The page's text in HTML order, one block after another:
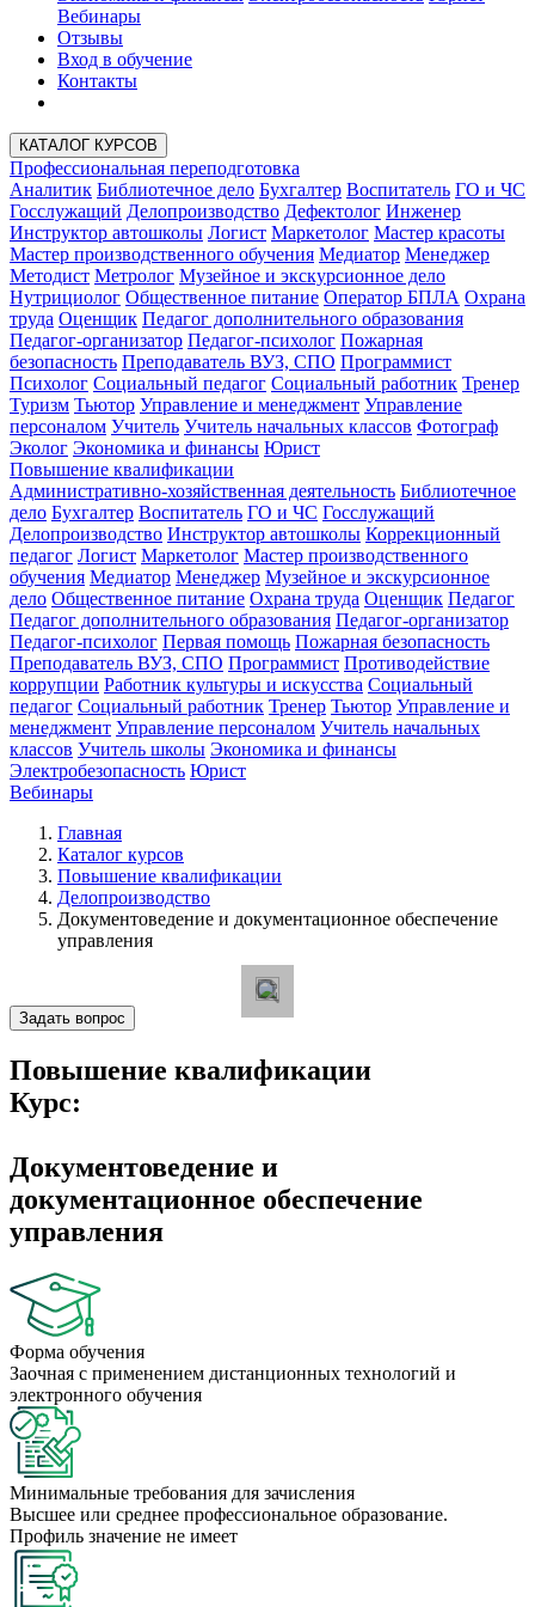
Вебинары
Отзывы
Вход в обучение
Контакты
КАТАЛОГ КУРСОВ
Профессиональная переподготовка
Аналитик Библиотечное дело Бухгалтер Воспитатель ГО и ЧС
Госслужащий Делопроизводство Дефектолог Инженер
Инструктор автошколы Логист Маркетолог Мастер красоты
Мастер производственного обучения Медиатор Менеджер
Методист Метролог Музейное и экскурсионное дело
Нутрициолог Общественное питание Оператор БПЛА Охрана
труда Оценщик Педагог дополнительного образования
Педагог-организатор Педагог-психолог Пожарная
безопасность Преподаватель ВУЗ, СПО Программист
Психолог Социальный педагог Социальный работник Тренер
Туризм Тьютор Управление и менеджмент Управление
персоналом Учитель Учитель начальных классов Фотограф
Эколог Экономика и финансы Юрист
Повышение квалификации
Административно-хозяйственная деятельность Библиотечное
дело Бухгалтер Воспитатель ГО и ЧС Госслужащий
Делопроизводство Инструктор автошколы Коррекционный
педагог Логист Маркетолог Мастер производственного
обучения Медиатор Менеджер Музейное и экскурсионное
дело Общественное питание Охрана труда Оценщик Педагог
Педагог дополнительного образования Педагог-организатор
Педагог-психолог Первая помощь Пожарная безопасность
Преподаватель ВУЗ, СПО Программист Противодействие
коррупции Работник культуры и искусства Социальный
педагог Социальный работник Тренер Тьютор Управление и
менеджмент Управление персоналом Учитель начальных
классов Учитель школы Экономика и финансы
Электробезопасность Юрист
Вебинары
Главная
Каталог курсов
Повышение квалификации
Делопроизводство
Документоведение и документационное обеспечение
управления
Задать вопрос
Повышение квалификации
Курс:
Документоведение и
документационное обеспечение
управления
Форма обучения
Заочная с применением дистанционных технологий и
электронного обучения
Минимальные требования для зачисления
Высшее или среднее профессиональное образование.
Профиль значение не имеет